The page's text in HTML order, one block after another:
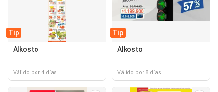
Tip
Alkosto
Válido por 4 días
Tip
Alkosto
Válido por 8 días